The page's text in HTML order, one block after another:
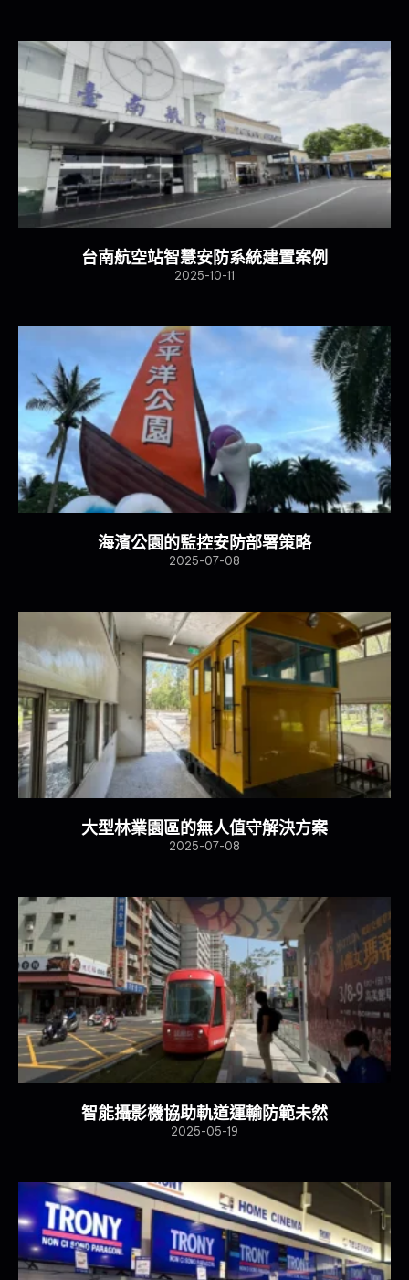
台南航空站智慧安防系統建置案例
2025-10-11
海濱公園的監控安防部署策略
2025-07-08
大型林業園區的無人值守解決方案​
2025-07-08
智能攝影機協助軌道運輸防範未然
2025-05-19